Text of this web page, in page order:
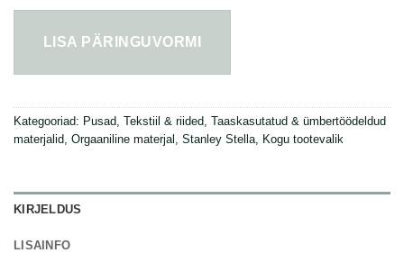
LISA PÄRINGUVORMI
Kategooriad: Pusad, Tekstiil & riided, Taaskasutatud & ümbertöödeldud
materjalid, Orgaaniline materjal , Stanley Stella, Kogu tootevalik
KIRJELDUS
LISAINFO